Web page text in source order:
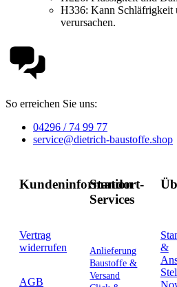
H336: Kann Schläfrigkeit
verursachen.
So erreichen Sie uns:
04296 / 74 99 77
service@dietrich-baustoffe.shop
Kundeninformation
Vertrag
widerrufen
AGB
Standort-
Services
Anlieferung
Baustoffe &
Versand
&